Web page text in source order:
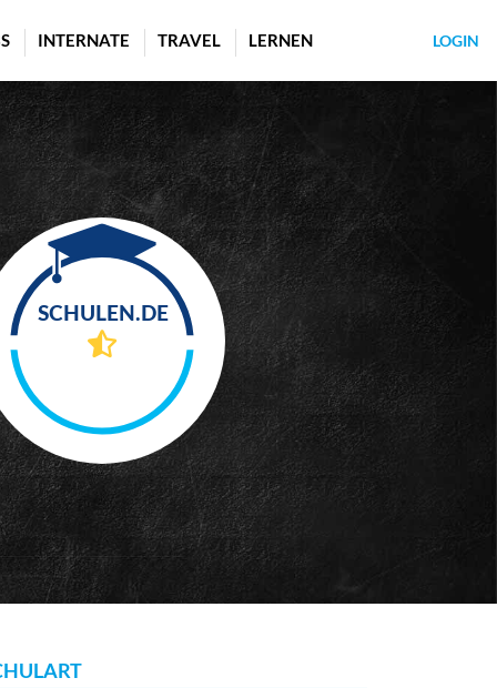
INTERNATE TRAVEL LERNEN LOGIN